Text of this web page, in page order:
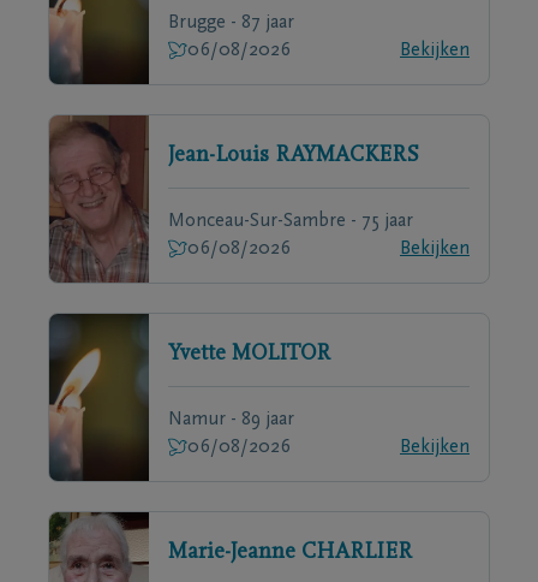
Brugge - 87 jaar
06/08/2026
Bekijken
Jean-Louis RAYMACKERS
Monceau-Sur-Sambre - 75 jaar
06/08/2026
Bekijken
Yvette MOLITOR
Namur - 89 jaar
06/08/2026
Bekijken
Marie-Jeanne CHARLIER